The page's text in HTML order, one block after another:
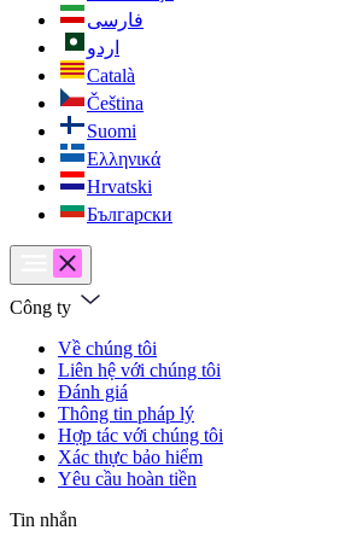
فارسی
اردو
Català
Čeština
Suomi
Ελληνικά
Hrvatski
Български
Công ty
Về chúng tôi
Liên hệ với chúng tôi
Đánh giá
Thông tin pháp lý
Hợp tác với chúng tôi
Xác thực bảo hiểm
Yêu cầu hoàn tiền
Tin nhắn